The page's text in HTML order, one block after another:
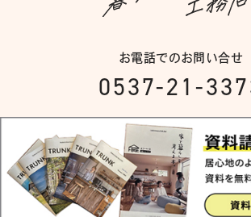
お電話でのお問い合せ
0537-21-